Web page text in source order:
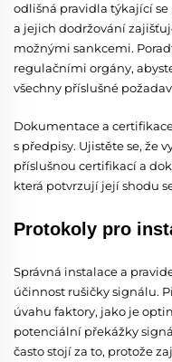
odlišná pravidla týkající
a jejich dodržování
možnými sankcemi.
regulačními orgány,
všechny příslušné
Dokumentace a
s předpisy. Ujistěte se, že
příslušnou certifikací a
která potvrzují její shodu
Protokoly pro
Správná instalace a
účinnost rušičky signálu.
úvahu faktory, jako je
potenciální překážky
často stojí za to, protože